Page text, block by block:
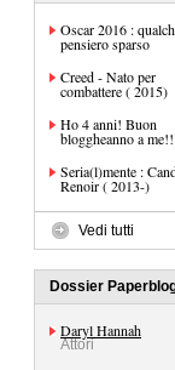
Oscar 2016 :
pensiero sparso
Creed - Nato per
combattere ( 2015)
Ho 4 anni! Buon
bloggheanno a
Seria(l)mente :
Renoir ( 2013-)
Vedi tutti
Dossier
Daryl Hannah
Attori